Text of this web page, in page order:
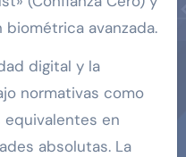
avanzada.
digital y la
normativas como
equivalentes en
absolutas. La